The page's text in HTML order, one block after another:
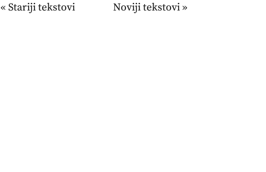
« Stariji unosi Sledeći unosi »